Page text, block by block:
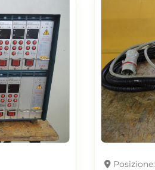
Posizione